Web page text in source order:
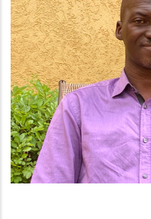
populations
pour
éviter
cette
maladie